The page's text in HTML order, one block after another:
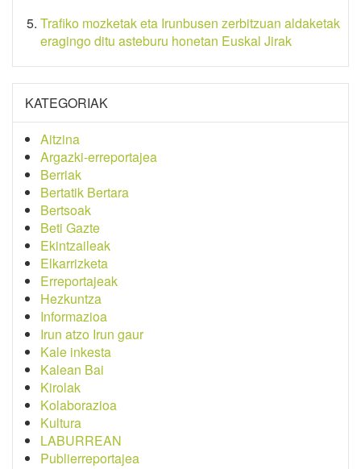
Trafiko mozketak eta Irunbusen zerbitzuan aldaketak
eragingo ditu asteburu honetan Euskal Jirak
KATEGORIAK
Aitzina
Argazki-erreportajea
Berriak
Bertatik Bertara
Bertsoak
Beti Gazte
Ekintzaileak
Elkarrizketa
Erreportajeak
Hezkuntza
Informazioa
Irun atzo Irun gaur
Kale inkesta
Kalean Bai
Kirolak
Kolaborazioa
Kultura
LABURREAN
Publierreportajea